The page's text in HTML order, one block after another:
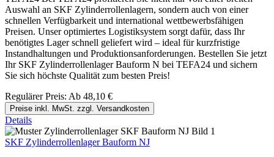
Auswahl an SKF Zylinderrollenlagern, sondern auch von einer
schnellen Verfügbarkeit und international wettbewerbsfähigen
Preisen. Unser optimiertes Logistiksystem sorgt dafür, dass Ihr
benötigtes Lager schnell geliefert wird – ideal für kurzfristige
Instandhaltungen und Produktionsanforderungen. Bestellen Sie jetzt
Ihr SKF Zylinderrollenlager Bauform N bei TEFA24 und sichern
Sie sich höchste Qualität zum besten Preis!
Regulärer Preis: Ab 48,10 €
Preise inkl. MwSt. zzgl. Versandkosten
Details
SKF Zylinderrollenlager Bauform NJ